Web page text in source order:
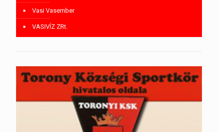
Vasi Vasember
VASIVÍZ ZRt.